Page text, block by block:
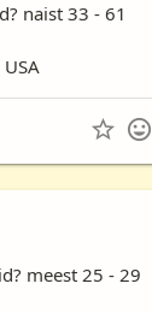
naist 33 - 61
 
meest 25 - 29